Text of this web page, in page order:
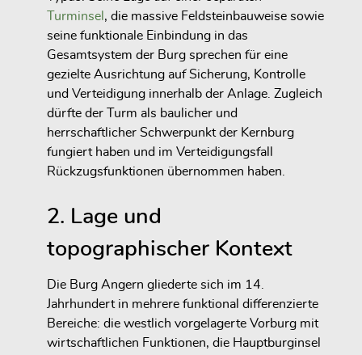
Turminsel , die massive Feldsteinbauweise sowie
seine funktionale Einbindung in das
Gesamtsystem der Burg sprechen für eine
gezielte Ausrichtung auf Sicherung, Kontrolle
und Verteidigung innerhalb der Anlage. Zugleich
dürfte der Turm als baulicher und
herrschaftlicher Schwerpunkt der Kernburg
fungiert haben und im Verteidigungsfall
Rückzugsfunktionen übernommen haben.
2. Lage und
topographischer Kontext
Die Burg Angern gliederte sich im 14.
Jahrhundert in mehrere funktional differenzierte
Bereiche: die westlich vorgelagerte Vorburg mit
wirtschaftlichen Funktionen, die Hauptburginsel